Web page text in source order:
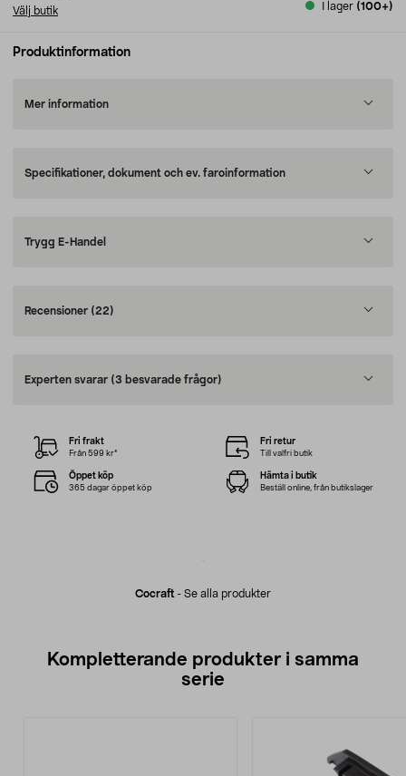
Välj butik I lager (100+)
Produktinformation
Mer information
Specifikationer, dokument och ev. faroinformation
Trygg E-Handel
Recensioner (22)
Experten svarar (3 besvarade frågor)
Cocraft - Se alla produkter
Fri frakt
Från 599 kr*
Fri retur
Till valfri butik
Öppet köp
365 dagar öppet köp
Hämta i butik
Beställ online, från butikslager
Kompletterande produkter i samma
serie